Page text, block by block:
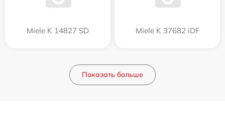
Miele K 14827 SD Miele K 37682 iDF
Показать больше